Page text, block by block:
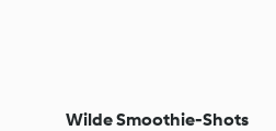
Wilde Smoothie-Shots